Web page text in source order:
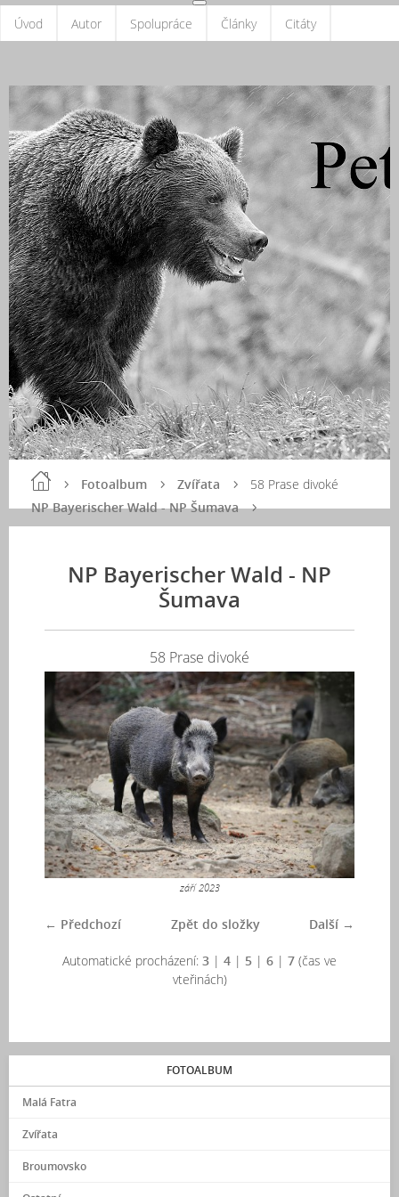
Úvod Autor Spolupráce Články Citáty
Fotoalbum
Zvířata
NP Bayerischer Wald - NP Šumava
58 Prase divoké
NP Bayerischer Wald - NP
Šumava
58 Prase divoké
září 2023
← Předchozí Další →
Zpět do složky
Automatické procházení: 3 | 4 | 5 | 6 | 7 (čas ve
vteřinách)
FOTOALBUM
Malá Fatra
Zvířata
Broumovsko